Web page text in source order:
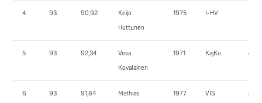
4 93 90,92
Keijo
Huttunen
1975 I-HV
5 93 92,34
Vesa
Kovalainen
1971 KajKu
6 93 91,84
Mathias
1977 VIS